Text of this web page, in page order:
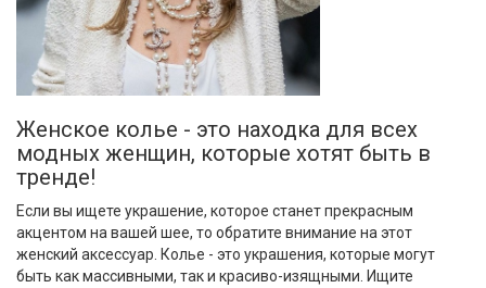
Женское колье - это находка для всех
модных женщин, которые хотят быть в
тренде!
Если вы ищете украшение, которое станет прекрасным
акцентом на вашей шее, то обратите внимание на этот
женский аксессуар. Колье - это украшения, которые могут
быть как массивными, так и красиво-изящными. Ищите